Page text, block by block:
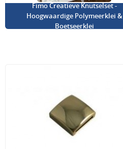
Fimo Creatieve Knutselset -
Hoogwaardige Polymeerklei &
Boetseerklei